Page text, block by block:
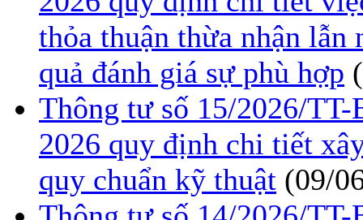
thỏa thuận thừa nhận lẫn
quả đánh giá sự phù hợp
Thông tư số 15/2026/
2026 quy định chi tiết
quy chuẩn kỹ thuật (09/